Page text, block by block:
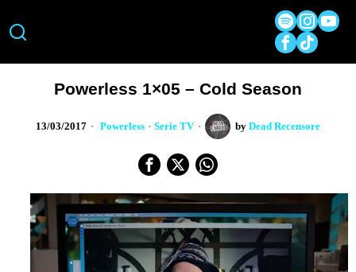
Powerless 1×05 – Cold Season
13/03/2017 Powerless · Serie TV by Dead Recensore